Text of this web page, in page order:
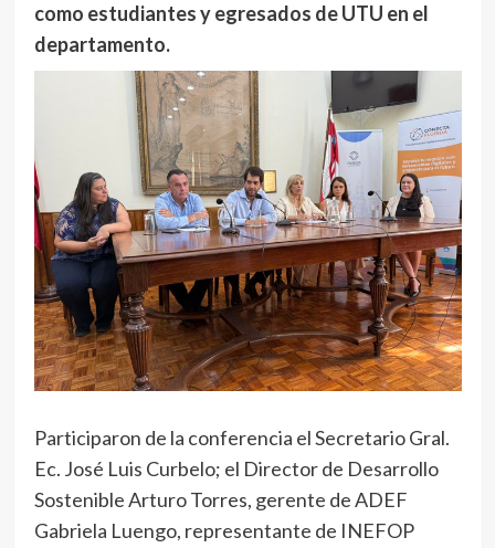
como estudiantes y egresados de UTU en el
departamento.
Participaron de la conferencia el Secretario Gral.
Ec. José Luis Curbelo; el Director de Desarrollo
Sostenible Arturo Torres, gerente de ADEF
Gabriela Luengo, representante de INEFOP